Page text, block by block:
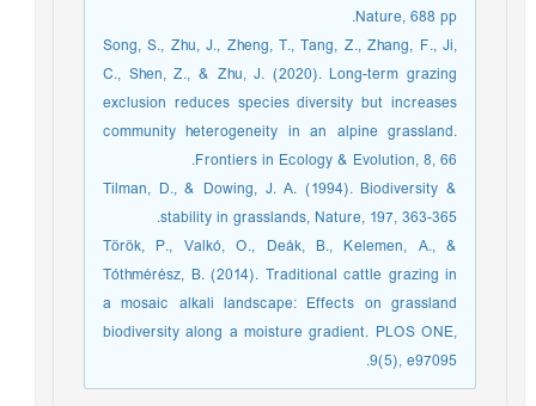
Nature, 688 pp.
Song, S., Zhu, J., Zheng, T., Tang, Z., Zhang, F., Ji,
C., Shen, Z., & Zhu, J. (2020). Long-term grazing
exclusion reduces species diversity but increases
community heterogeneity in an alpine grassland.
Frontiers in Ecology & Evolution, 8, 66.
Tilman, D., & Dowing, J. A. (1994). Biodiversity &
stability in grasslands, Nature, 197, 363-365.
Török, P., Valkó, O., Deák, B., Kelemen, A., &
Tóthmérész, B. (2014). Traditional cattle grazing in
a mosaic alkali landscape: Effects on grassland
biodiversity along a moisture gradient. PLOS ONE,
9(5), e97095.